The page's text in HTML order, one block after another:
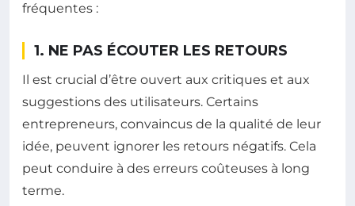
fréquentes :
1. NE PAS ÉCOUTER LES RETOURS
Il est crucial d’être ouvert aux critiques et aux
suggestions des utilisateurs. Certains
entrepreneurs, convaincus de la qualité de leur
idée, peuvent ignorer les retours négatifs. Cela
peut conduire à des erreurs coûteuses à long
terme.